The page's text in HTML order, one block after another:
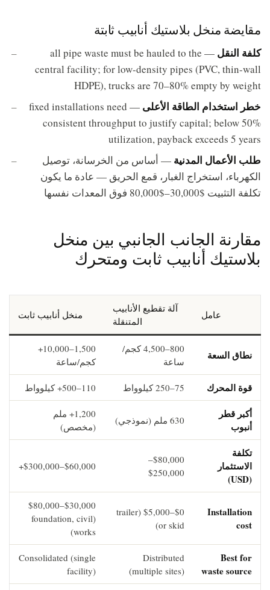
مقايضة منخل بلاستيك أنابيب ثابتة
كلفة النقل
— all pipe waste must be hauled to the
central facility; for low-density pipes (PVC, thin-wall
HDPE), trucks are 70–80% empty by weight
خطر استخدام الطاقة الأعلى
— fixed installations need
consistent throughput to justify capital; below 50%
utilization, payback exceeds 5 years
طلب الأعمال المدنية — أساس من الخرسانة، توصيل
الكهرباء، استخراج الغبار، قمع الحريق — عادة ما يكون
تكلفة التثبيت $30,000–$80,000 فوق المعدات نفسها
مقارنة الجانب الجانبي بين منخل
بلاستيك أنابيب ثابت ومتحرك
عامل
آلة تقطيع الأنابيب
المتنقلة
منخل أنابيب ثابت
نطاق السعة
800–4,500 كجم/
ساعة
1,500–10,000+
كجم/ساعة
قوة المحرك 75–250 كيلوواط 110–500+ كيلوواط
أكبر قطر
أنبوب
630 ملم (نموذجي)
1,200+ ملم
(مخصص)
تكلفة
الاستثمار
(USD)
$80,000–
$250,000
$60,000–$300,000+
Installation
cost
$0–$5,000 (trailer
or skid)
$30,000–$80,000
(foundation, civil
works)
Best for
waste source
Distributed
(multiple sites)
Consolidated (single
facility)